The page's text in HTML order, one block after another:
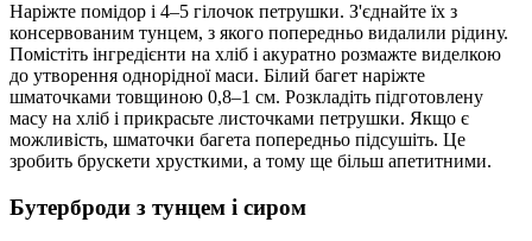
Наріжте помідор і 4–5 гілочок петрушки. З'єднайте їх з
консервованим тунцем, з якого попередньо видалили рідину.
Помістіть інгредієнти на хліб і акуратно розмажте виделкою
до утворення однорідної маси. Білий багет наріжте
шматочками товщиною 0,8–1 см. Розкладіть підготовлену
масу на хліб і прикрасьте листочками петрушки. Якщо є
можливість, шматочки багета попередньо підсушіть. Це
зробить брускети хрусткими, а тому ще більш апетитними.
Бутерброди з тунцем і сиром